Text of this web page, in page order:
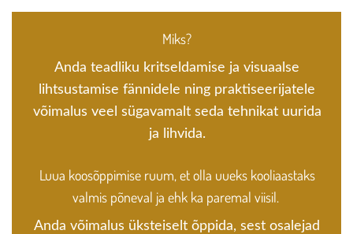
Miks?
Anda teadliku kritseldamise ja visuaalse
lihtsustamise fännidele ning praktiseerijatele
võimalus veel sügavamalt seda tehnikat uurida
ja lihvida.
Luua koosõppimise ruum, et olla uueks kooliaastaks
valmis põneval ja ehk ka paremal viisil.
Anda võimalus üksteiselt õppida, sest osalejad